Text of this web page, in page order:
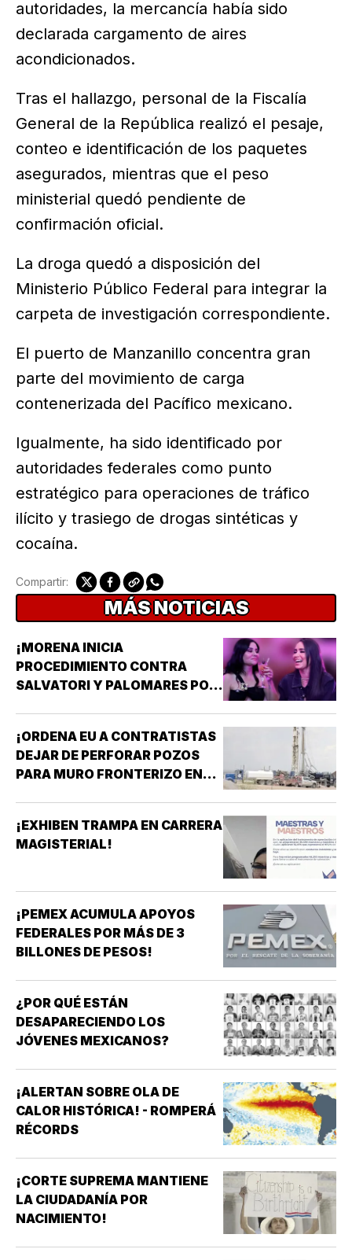
autoridades, la mercancía había sido
declarada cargamento de aires
acondicionados.
Tras el hallazgo, personal de la Fiscalía
General de la República realizó el pesaje,
conteo e identificación de los paquetes
asegurados, mientras que el peso
ministerial quedó pendiente de
confirmación oficial.
La droga quedó a disposición del
Ministerio Público Federal para integrar la
carpeta de investigación correspondiente.
El puerto de Manzanillo concentra gran
parte del movimiento de carga
contenerizada del Pacífico mexicano.
Igualmente, ha sido identificado por
autoridades federales como punto
estratégico para operaciones de tráfico
ilícito y trasiego de drogas sintéticas y
cocaína.
Compartir:
MÁS NOTICIAS
¡MORENA INICIA
PROCEDIMIENTO CONTRA
SALVATORI Y PALOMARES POR
¡ORDENA EU A CONTRATISTAS
DEJAR DE PERFORAR POZOS
PARA MURO FRONTERIZO EN
¡EXHIBEN TRAMPA EN CARRERA
MAGISTERIAL!
¡PEMEX ACUMULA APOYOS
FEDERALES POR MÁS DE 3
BILLONES DE PESOS!
¿POR QUÉ ESTÁN
DESAPARECIENDO LOS
JÓVENES MEXICANOS?
¡ALERTAN SOBRE OLA DE
CALOR HISTÓRICA! - ROMPERÁ
RÉCORDS
¡CORTE SUPREMA MANTIENE
LA CIUDADANÍA POR
NACIMIENTO!